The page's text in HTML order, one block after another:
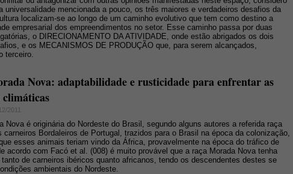
universalidade mencionada a pouco, os três maiores e verdadeiros desafios da
localizam-se ao longo de um caminho evolutivo que tem como destino a
empresarial dos empreendimentos no setor. Esse caminho passa por duas
o DIRECIONAMENTO DA ATIVIDADE, onde estão abrigados os dois
e os MECANISMOS DE PRODUÇÃO que, para serem alcançados,
terceiro.
Nova: adaptabilidade e rusticidade para enfrentar as
climáticas
2011
Nova é originária do Nordeste do Brasil, segundo alguns autores a referida raça
carneiros Bordaleiros de Portugal, trazidos para o Brasil na época da colonização,
esses animais teriam vindo da África, provavelmente na época do tráfico de
acordo com Facó et al. (008) é muito provável que a raça Morada Nova tenha
de carneiros ibéricos quanto africanos, tendo os descendentes destes se
ambientais do Nordeste.